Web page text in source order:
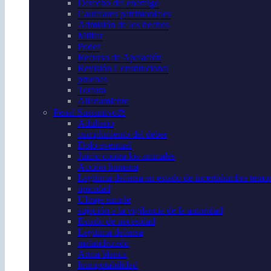
Derecho del enemigo
Cautelares patrimoniales
Admisión de los hechos
Militar
Poder
Recurso de Apelación
Revisión Constitucional
pruebas
Tortura
Allanamiento
Penal Sustantivo⚖️
Adulterio
cumplimiento del deber
Dolo eventual
Juicio contra los animales
Acción humana
Legítima defensa en estado de incertidumbre
tipicidad
Ultraje simple
sujeción a la vigilancia de la autoridad
Estado de necesidad
Legítima defensa
malandrizado
Arma blanca
Inimputabilidad